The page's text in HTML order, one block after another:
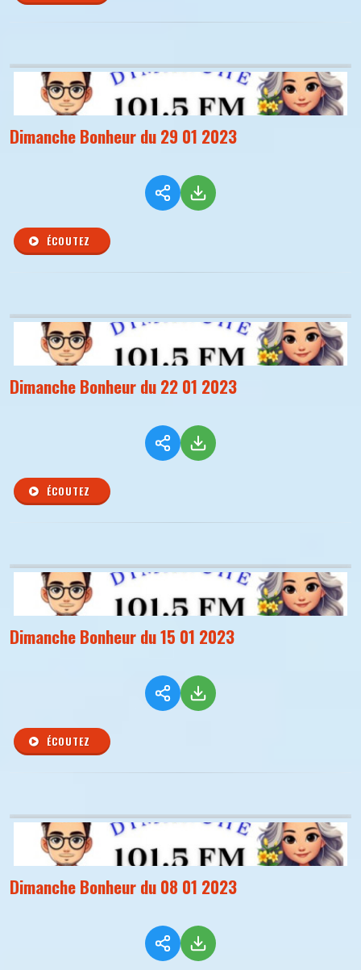
Dimanche Bonheur du 29 01 2023
ÉCOUTEZ
Dimanche Bonheur du 22 01 2023
ÉCOUTEZ
Dimanche Bonheur du 15 01 2023
ÉCOUTEZ
Dimanche Bonheur du 08 01 2023